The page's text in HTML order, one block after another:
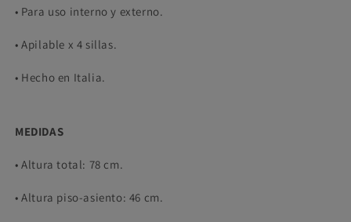
• Para uso interno y externo.
• Apilable x 4 sillas.
• Hecho en Italia.
MEDIDAS
• Altura total: 78 cm.
• Altura piso-asiento: 46 cm.